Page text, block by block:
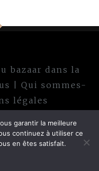
bazaar dans la
Qui sommes-
légales
garantir la meilleure
continuez à utiliser ce
en êtes satisfait.